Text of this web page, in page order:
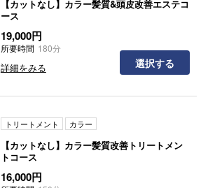
【カットなし】カラー髪質&頭皮改善エステコ
ース
19,000円
所要時間 180分
詳細をみる 選択する
トリートメント カラー
【カットなし】カラー髪質改善トリートメン
トコース
16,000円